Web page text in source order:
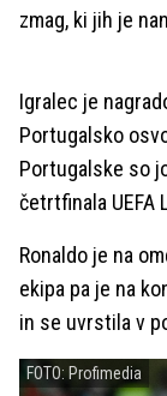
zmag, ki jih je
Igralec je
Portugalsko
Portugalske so
četrtfinala UEFA
Ronaldo je na
ekipa pa je na
in se uvrstila v
FOTO: Profimedia